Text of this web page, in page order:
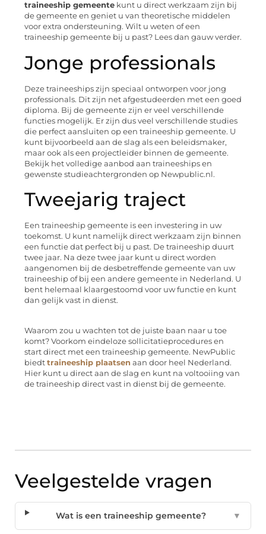
traineeship gemeente kunt u direct werkzaam zijn bij
de gemeente en geniet u van theoretische middelen
voor extra ondersteuning. Wilt u weten of een
traineeship gemeente bij u past? Lees dan gauw verder.
Jonge professionals
Deze traineeships zijn speciaal ontworpen voor jong
professionals. Dit zijn net afgestudeerden met een goed
diploma. Bij de gemeente zijn er veel verschillende
functies mogelijk. Er zijn dus veel verschillende studies
die perfect aansluiten op een traineeship gemeente. U
kunt bijvoorbeeld aan de slag als een beleidsmaker,
maar ook als een projectleider binnen de gemeente.
Bekijk het volledige aanbod aan traineeships en
gewenste studieachtergronden op Newpublic.nl.
Tweejarig traject
Een traineeship gemeente is een investering in uw
toekomst. U kunt namelijk direct werkzaam zijn binnen
een functie dat perfect bij u past. De traineeship duurt
twee jaar. Na deze twee jaar kunt u direct worden
aangenomen bij de desbetreffende gemeente van uw
traineeship of bij een andere gemeente in Nederland. U
bent helemaal klaargestoomd voor uw functie en kunt
dan gelijk vast in dienst.
Waarom zou u wachten tot de juiste baan naar u toe
komt? Voorkom eindeloze sollicitatieprocedures en
start direct met een traineeship gemeente. NewPublic
biedt traineeship plaatsen aan door heel Nederland.
Hier kunt u direct aan de slag en kunt na voltooiing van
de traineeship direct vast in dienst bij de gemeente.
Veelgestelde vragen
Wat is een traineeship gemeente? ▼